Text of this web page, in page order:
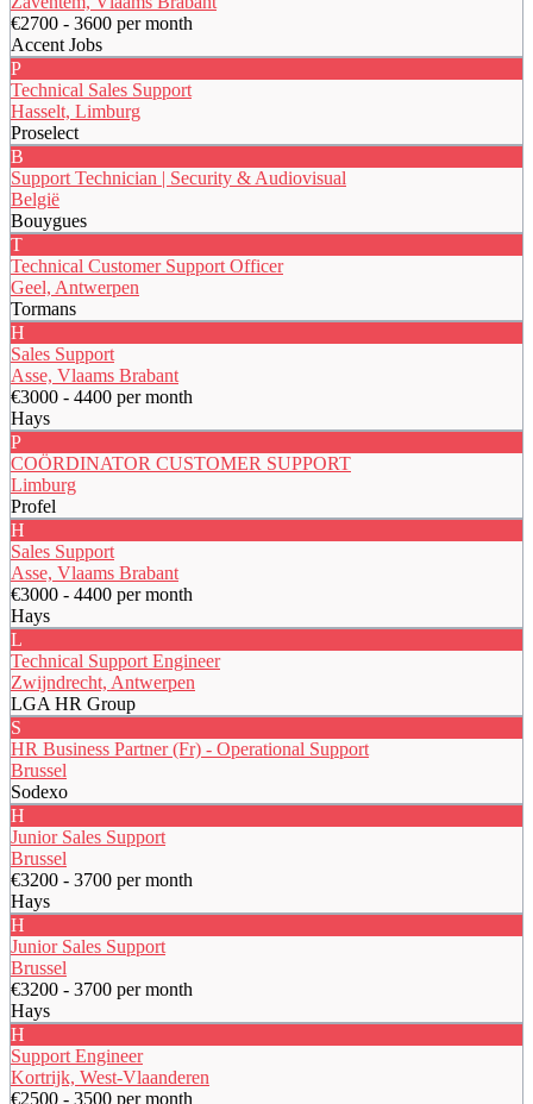
€2700 - 3600 per month
Accent Jobs
P
Technical Sales Support
Hasselt, Limburg
Proselect
B
Support Technician | Security & Audiovisual
België
Bouygues
T
Technical Customer Support Officer
Geel, Antwerpen
Tormans
H
Sales Support
Asse, Vlaams Brabant
€3000 - 4400 per month
Hays
P
COÖRDINATOR CUSTOMER SUPPORT
Limburg
Profel
H
Sales Support
Asse, Vlaams Brabant
€3000 - 4400 per month
Hays
L
Technical Support Engineer
Zwijndrecht, Antwerpen
LGA HR Group
S
HR Business Partner (Fr) - Operational Support
Brussel
Sodexo
H
Junior Sales Support
Brussel
€3200 - 3700 per month
Hays
H
Junior Sales Support
Brussel
€3200 - 3700 per month
Hays
H
Support Engineer
Kortrijk, West-Vlaanderen
€2500 - 3500 per month